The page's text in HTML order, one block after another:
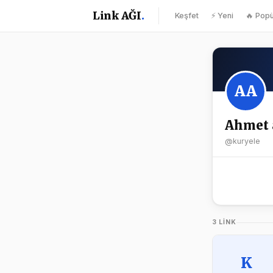
Link AĞI. Keşfet ⚡ Yeni 🔥
AA
Ahmet
@kuryele
3 LINK
K